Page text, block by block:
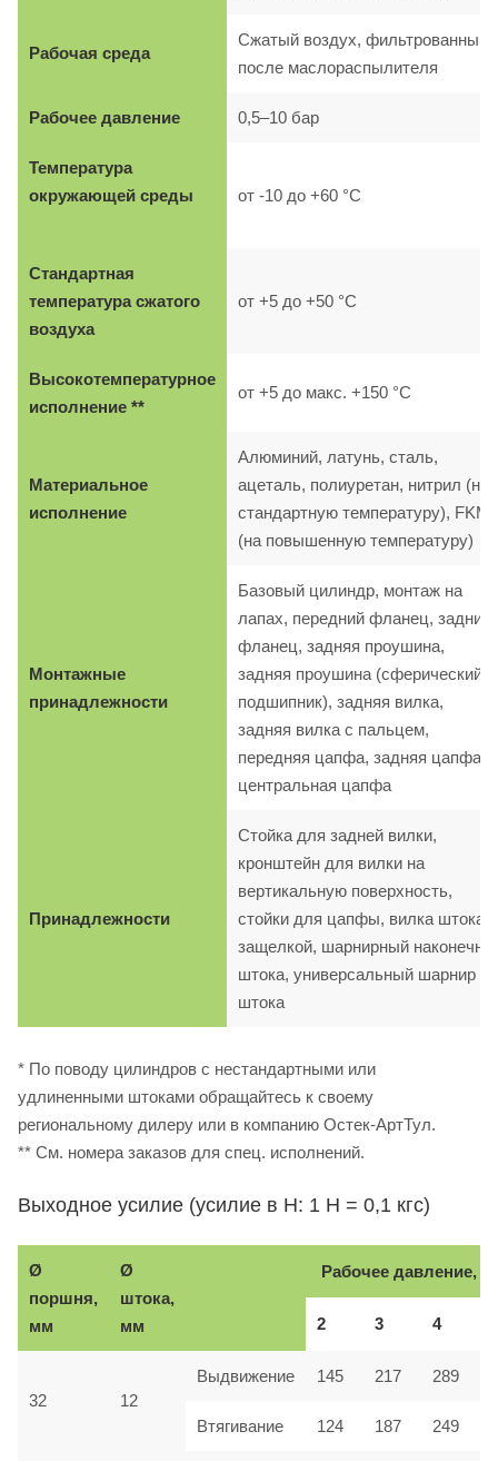
Рабочая среда
Сжатый воздух, фильтрованный,
после маслораспылителя
Рабочее давление 0,5–10 бар
Температура
окружающей среды
от -10 до +60 °C
Стандартная
температура сжатого
воздуха
от +5 до +50 °C
Высокотемпературное
исполнение **
от +5 до макс. +150 °C
Материальное
исполнение
Алюминий, латунь, сталь,
ацеталь, полиуретан, нитрил (на
стандартную температуру), FKM
(на повышенную температуру)
Монтажные
принадлежности
Базовый цилиндр, монтаж на
лапах, передний фланец, задний
фланец, задняя проушина,
задняя проушина (сферический
подшипник), задняя вилка,
задняя вилка с пальцем,
передняя цапфа, задняя цапфа,
центральная цапфа
Принадлежности
Стойка для задней вилки,
кронштейн для вилки на
вертикальную поверхность,
стойки для цапфы, вилка штока с
защелкой, шарнирный
штока, универсальный шарнир
штока
* По поводу цилиндров с нестандартными или
удлиненными штоками обращайтесь к своему
региональному дилеру или в компанию Остек-АртТул.
** См. номера заказов для спец. исполнений.
Выходное усилие (усилие в Н: 1 Н = 0,1 кгс)
Ø
поршня,
мм
Ø
штока,
мм
Рабочее давление,
2 3 4
32 12
Выдвижение 145 217 289
Втягивание 124 187 249